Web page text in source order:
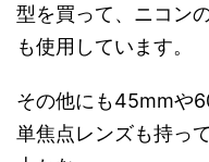
型を買って、ニコン
も使用しています。
その他にも45mmや
単焦点レンズも持っ